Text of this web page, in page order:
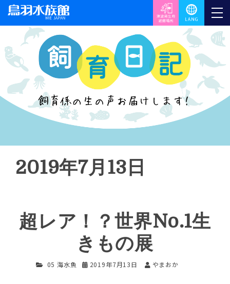
2019年7月13日
超レア！？世界No.1生
きもの展
05 海水魚 2019年7月13日 やまおか